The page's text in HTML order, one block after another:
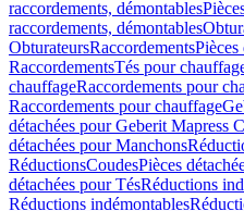
raccordements, démontables
raccordements, démontables
ObturateursRaccordementsPièces
RaccordementsTés pour
chauffageRaccordements pour
Raccordements pour chauffage
détachées pour Geberit Mapress
détachées pour Manchons
RéductionsCoudesPièces
détachées pour TésRéductions
Réductions indémontables